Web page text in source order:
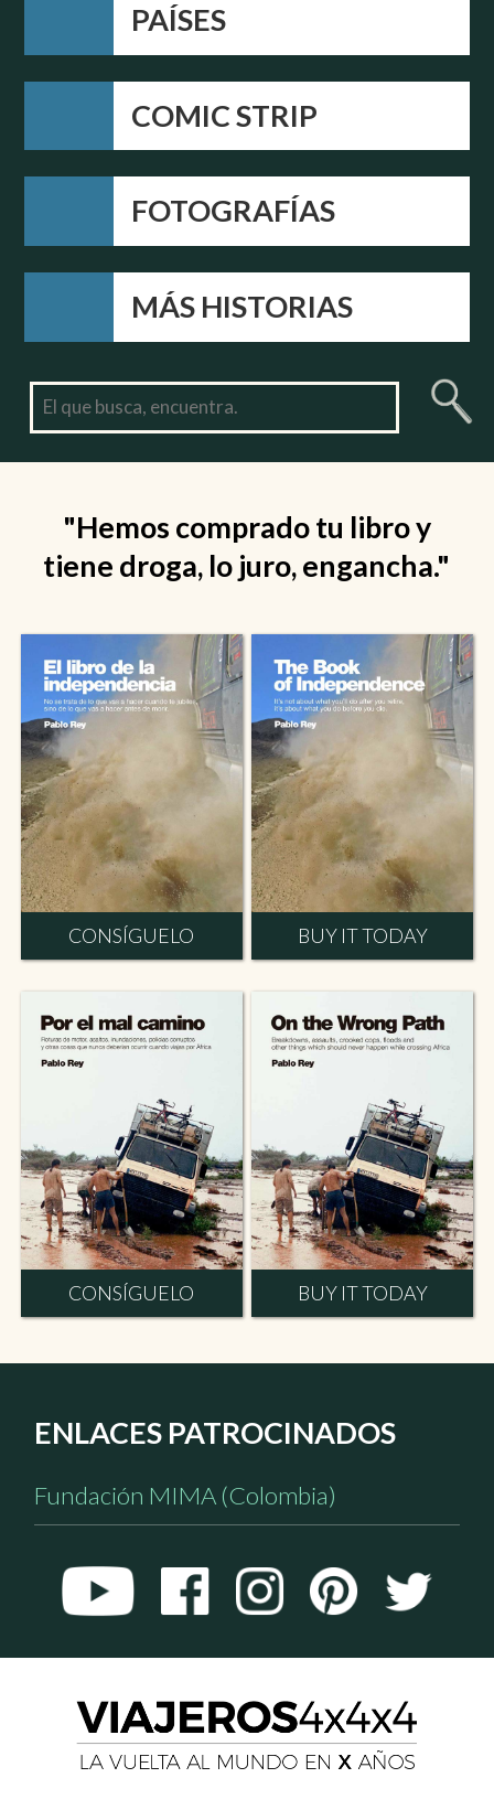
PAÍSES
COMIC STRIP
FOTOGRAFÍAS
MÁS HISTORIAS
"Hemos comprado tu libro y
tiene droga, lo juro, engancha."
CONSÍGUELO BUY IT TODAY
CONSÍGUELO BUY IT TODAY
ENLACES PATROCINADOS
Fundación MIMA (Colombia)